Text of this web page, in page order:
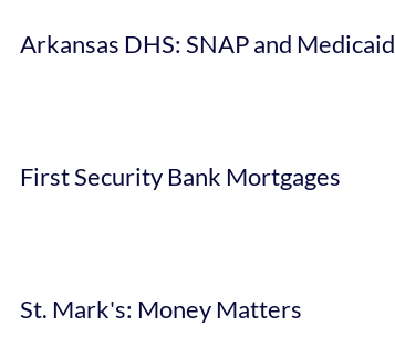
Arkansas DHS: SNAP and Medicaid
First Security Bank Mortgages
St. Mark's: Money Matters